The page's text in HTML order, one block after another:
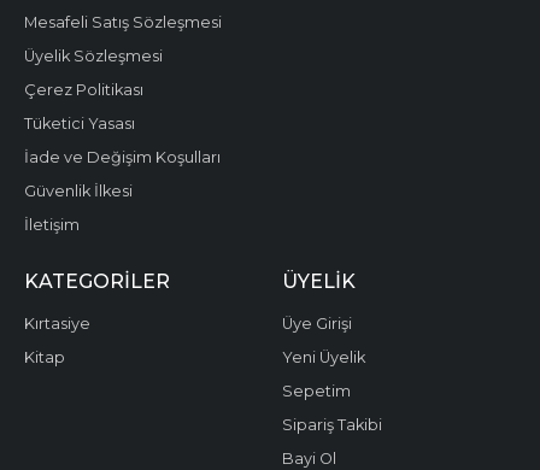
Mesafeli Satış Sözleşmesi
Üyelik Sözleşmesi
Çerez Politikası
Tüketici Yasası
İade ve Değişim Koşulları
Güvenlik İlkesi
İletişim
KATEGORILER
Kırtasiye
Kitap
ÜYELIK
Üye Girişi
Yeni Üyelik
Sepetim
Sipariş Takibi
Bayi Ol